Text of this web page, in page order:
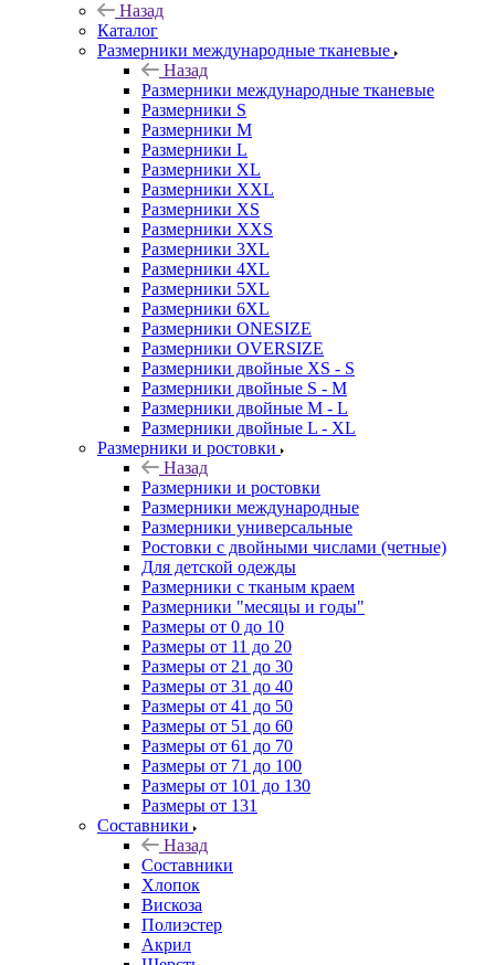
Назад
Каталог
Размерники международные тканевые
Назад
Размерники международные тканевые
Размерники S
Размерники M
Размерники L
Размерники XL
Размерники XXL
Размерники XS
Размерники XXS
Размерники 3XL
Размерники 4XL
Размерники 5XL
Размерники 6XL
Размерники ONESIZE
Размерники OVERSIZE
Размерники двойные XS - S
Размерники двойные S - M
Размерники двойные M - L
Размерники двойные L - XL
Размерники и ростовки
Назад
Размерники и ростовки
Размерники международные
Размерники универсальные
Ростовки с двойными числами (четные)
Для детской одежды
Размерники с тканым краем
Размерники "месяцы и годы"
Размеры от 0 до 10
Размеры от 11 до 20
Размеры от 21 до 30
Размеры от 31 до 40
Размеры от 41 до 50
Размеры от 51 до 60
Размеры от 61 до 70
Размеры от 71 до 100
Размеры от 101 до 130
Размеры от 131
Составники
Назад
Составники
Хлопок
Вискоза
Полиэстер
Акрил